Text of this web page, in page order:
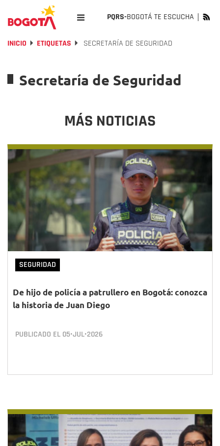
PQRS-BOGOTÁ TE ESCUCHA
INICIO ETIQUETAS SECRETARÍA DE SEGURIDAD
Secretaría de Seguridad
MÁS NOTICIAS
SEGURIDAD
De hijo de policía a patrullero en Bogotá: conozca
la historia de Juan Diego
PUBLICADO EL 05•JUL•2026